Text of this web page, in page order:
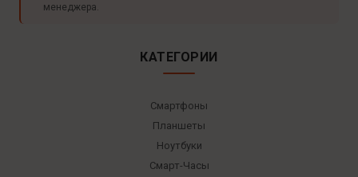
менеджера.
КАТЕГОРИИ
Смартфоны
Планшеты
Ноутбуки
Смарт-Часы